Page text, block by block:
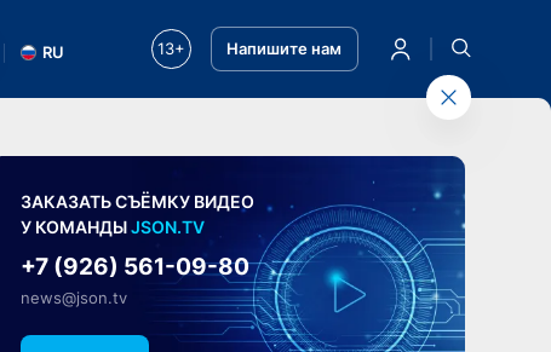
RU 13+ Напишите нам
ЗАКАЗАТЬ СЪЁМКУ ВИДЕО
У КОМАНДЫJSON.TV
+7 (926) 561-09-80
news@json.tv